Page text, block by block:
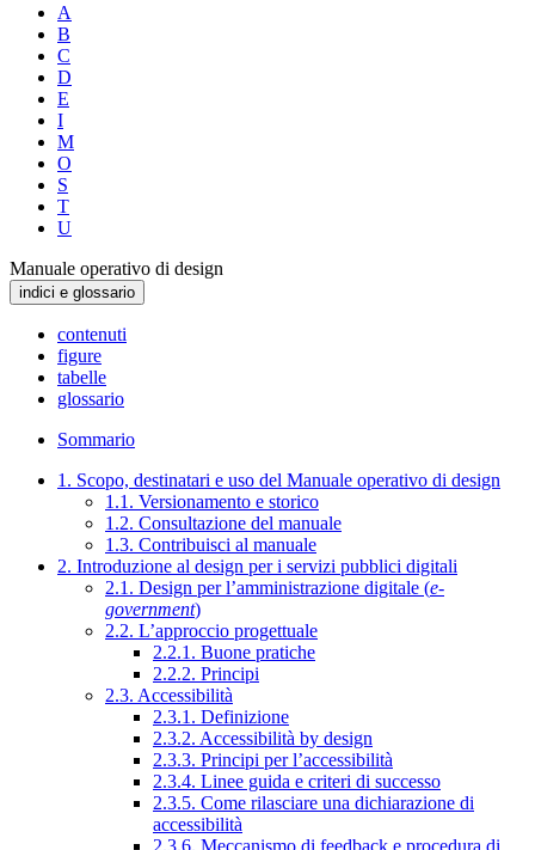
A
B
C
D
E
I
M
O
S
T
U
Manuale operativo di design
indici e glossario
contenuti
figure
tabelle
glossario
Sommario
1. Scopo, destinatari e uso del Manuale operativo di design
1.1. Versionamento e storico
1.2. Consultazione del manuale
1.3. Contribuisci al manuale
2. Introduzione al design per i servizi pubblici digitali
2.1. Design per l’amministrazione digitale (e-
government)
2.2. L’approccio progettuale
2.2.1. Buone pratiche
2.2.2. Principi
2.3. Accessibilità
2.3.1. Definizione
2.3.2. Accessibilità by design
2.3.3. Principi per l’accessibilità
2.3.4. Linee guida e criteri di successo
2.3.5. Come rilasciare una dichiarazione di
accessibilità
2.3.6. Meccanismo di feedback e procedura di